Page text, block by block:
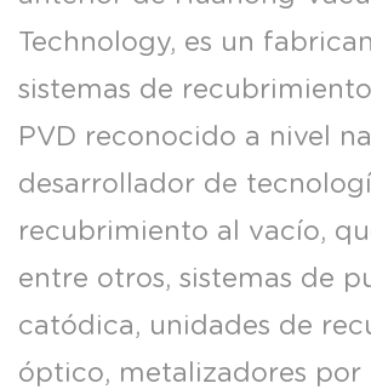
Technology, es un
sistemas de
PVD reconocido a nivel
desarrollador de
recubrimiento al vacío,
entre otros, sistemas de
catódica, unidades de
óptico, metalizadores por